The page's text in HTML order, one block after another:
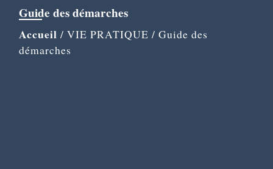
Guide des démarches
Accueil / VIE PRATIQUE / Guide des
démarches